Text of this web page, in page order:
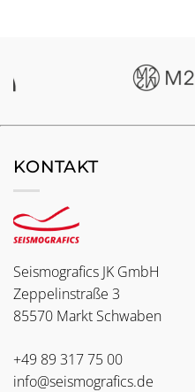
KONTAKT
Seismografics JK GmbH
Zeppelinstraße 3
85570 Markt Schwaben
+49 89 317 75 00
info@seismografics.de